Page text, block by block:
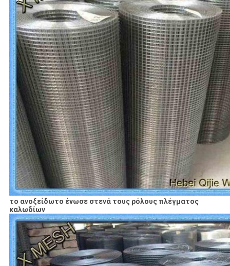
το ανοξείδωτο ένωσε στενά τους ρόλους πλέγματος
καλωδίων